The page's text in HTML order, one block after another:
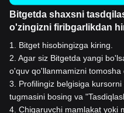
Bitgetda shaxsni
o'zingizni firibgarlikdan
1
Bitget hisobingizga kiring.
2 Agar siz Bitgetda yangi
o'quv qo'llanmamizni tomosha
3
Profilingiz belgisiga
tugmasini bosing va
4 Chiqaruvchi mamlakat yoki